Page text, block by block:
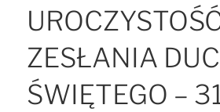
ZESŁANIA
ŚWIĘTEGO –